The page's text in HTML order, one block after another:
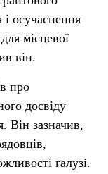
осучаснення
місцевої
він.
про
досвіду
Він зазначив,
галузі.